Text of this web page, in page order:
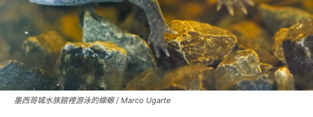
墨西哥城水族館裡游泳的蠑螈 / Marco Ugarte